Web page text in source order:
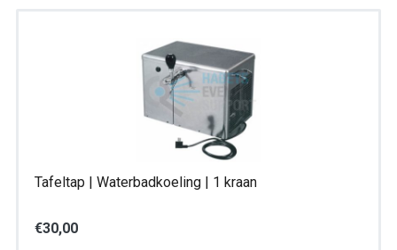
Tafeltap | Waterbadkoeling | 1 kraan
€30,00